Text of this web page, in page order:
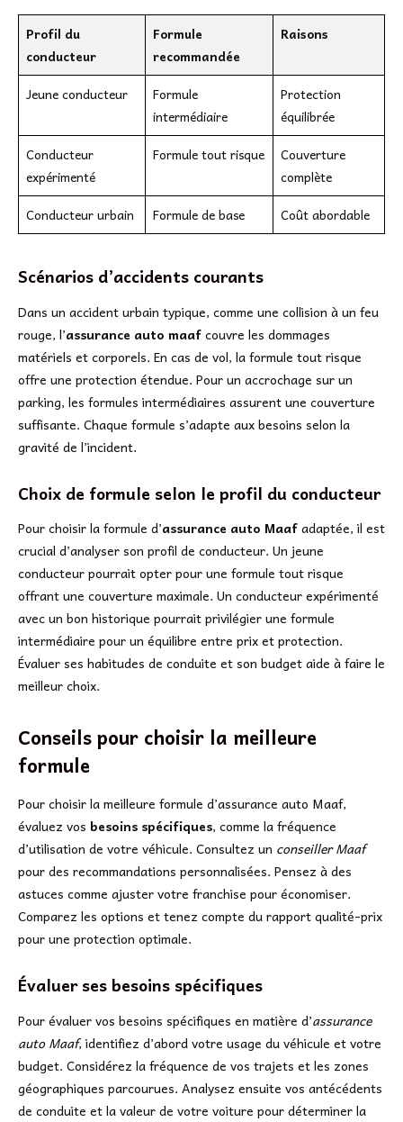
Profil du
conducteur
Formule
recommandée
Raisons
Jeune conducteur
Formule
intermédiaire
Protection
équilibrée
Conducteur
expérimenté
Formule tout risque
Couverture
complète
Conducteur urbain
Formule de base Coût abordable
Scénarios d’accidents courants
Dans un accident urbain typique, comme une collision à un feu
rouge, l’assurance auto maafcouvre les dommages
matériels et corporels. En cas de vol, la formule tout risque
offre une protection étendue. Pour un accrochage sur un
parking, les formules intermédiaires assurent une couverture
suffisante. Chaque formule s’adapte aux besoins selon la
gravité de l’incident.
Choix de formule selon le profil du conducteur
Pour choisir la formule d’assurance auto Maafadaptée, il est
crucial d’analyser son profil de conducteur. Un jeune
conducteur pourrait opter pour une formule tout risque
offrant une couverture maximale. Un conducteur expérimenté
avec un bon historique pourrait privilégier une formule
intermédiaire pour un équilibre entre prix et protection.
Évaluer ses habitudes de conduite et son budget aide à faire le
meilleur choix.
Conseils pour choisir la meilleure
formule
Pour choisir la meilleure formule d’assurance auto Maaf,
évaluez vos besoins spécifiques, comme la fréquence
d’utilisation de votre véhicule. Consultez un conseiller Maaf
pour des recommandations personnalisées. Pensez à des
astuces comme ajuster votre franchise pour économiser.
Comparez les options et tenez compte du rapport qualité-prix
pour une protection optimale.
Évaluer ses besoins spécifiques
Pour évaluer vos besoins spécifiques en matière d’assurance
auto Maaf, identifiez d’abord votre usage du véhicule et votre
budget. Considérez la fréquence de vos trajets et les zones
géographiques parcourues. Analysez ensuite vos antécédents
de conduite et la valeur de votre voiture pour déterminer la